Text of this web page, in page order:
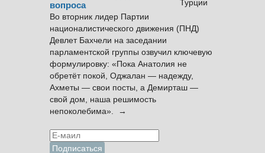
вопроса
Во вторник лидер Партии
националистического движения (ПНД)
Девлет Бахчели на заседании
парламентской группы озвучил ключевую
формулировку: «Пока Анатолия не
обретёт покой, Оджалан — надежду,
Ахметы — свои посты, а Демирташ —
свой дом, наша решимость
непоколебима». →